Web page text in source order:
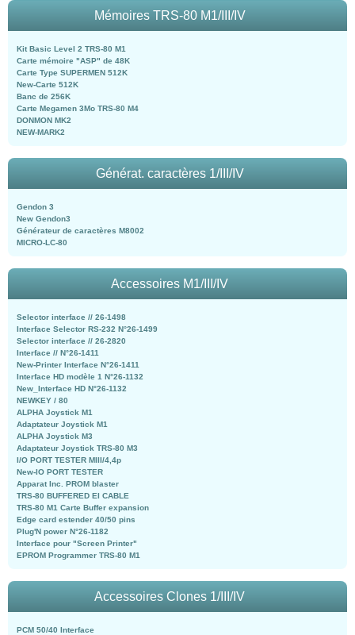
Mémoires TRS-80 M1/III/IV
Kit Basic Level 2 TRS-80 M1
Carte mémoire "ASP" de 48K
Carte Type SUPERMEN 512K
New-Carte 512K
Banc de 256K
Carte Megamen 3Mo TRS-80 M4
DONMON MK2
NEW-MARK2
Générat. caractères 1/III/IV
Gendon 3
New Gendon3
Générateur de caractères M8002
MICRO-LC-80
Accessoires M1/III/IV
Selector interface // 26-1498
Interface Selector RS-232 N°26-1499
Selector interface // 26-2820
Interface // N°26-1411
New-Printer Interface N°26-1411
Interface HD modèle 1 N°26-1132
New_Interface HD N°26-1132
NEWKEY / 80
ALPHA Joystick M1
Adaptateur Joystick M1
ALPHA Joystick M3
Adaptateur Joystick TRS-80 M3
I/O PORT TESTER MIII/4,4p
New-IO PORT TESTER
Apparat Inc. PROM blaster
TRS-80 BUFFERED EI CABLE
TRS-80 M1 Carte Buffer expansion
Edge card estender 40/50 pins
Plug'N power N°26-1182
Interface pour "Screen Printer"
EPROM Programmer TRS-80 M1
Accessoires Clones 1/III/IV
PCM 50/40 Interface